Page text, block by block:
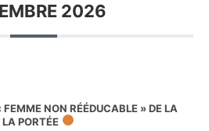
2026
FEMME NON RÉÉDUCABLE » DE LA
PORTÉE